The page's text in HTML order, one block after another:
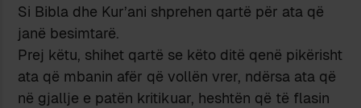
Si Bibla dhe Kur’ani shprehen qartë për ata që
janë besimtarë.
Prej këtu, shihet qartë se këto ditë qenë pikërisht
ata që mbanin afër që vollën vrer, ndërsa ata që
në gjallje e patën kritikuar, heshtën që të flasin